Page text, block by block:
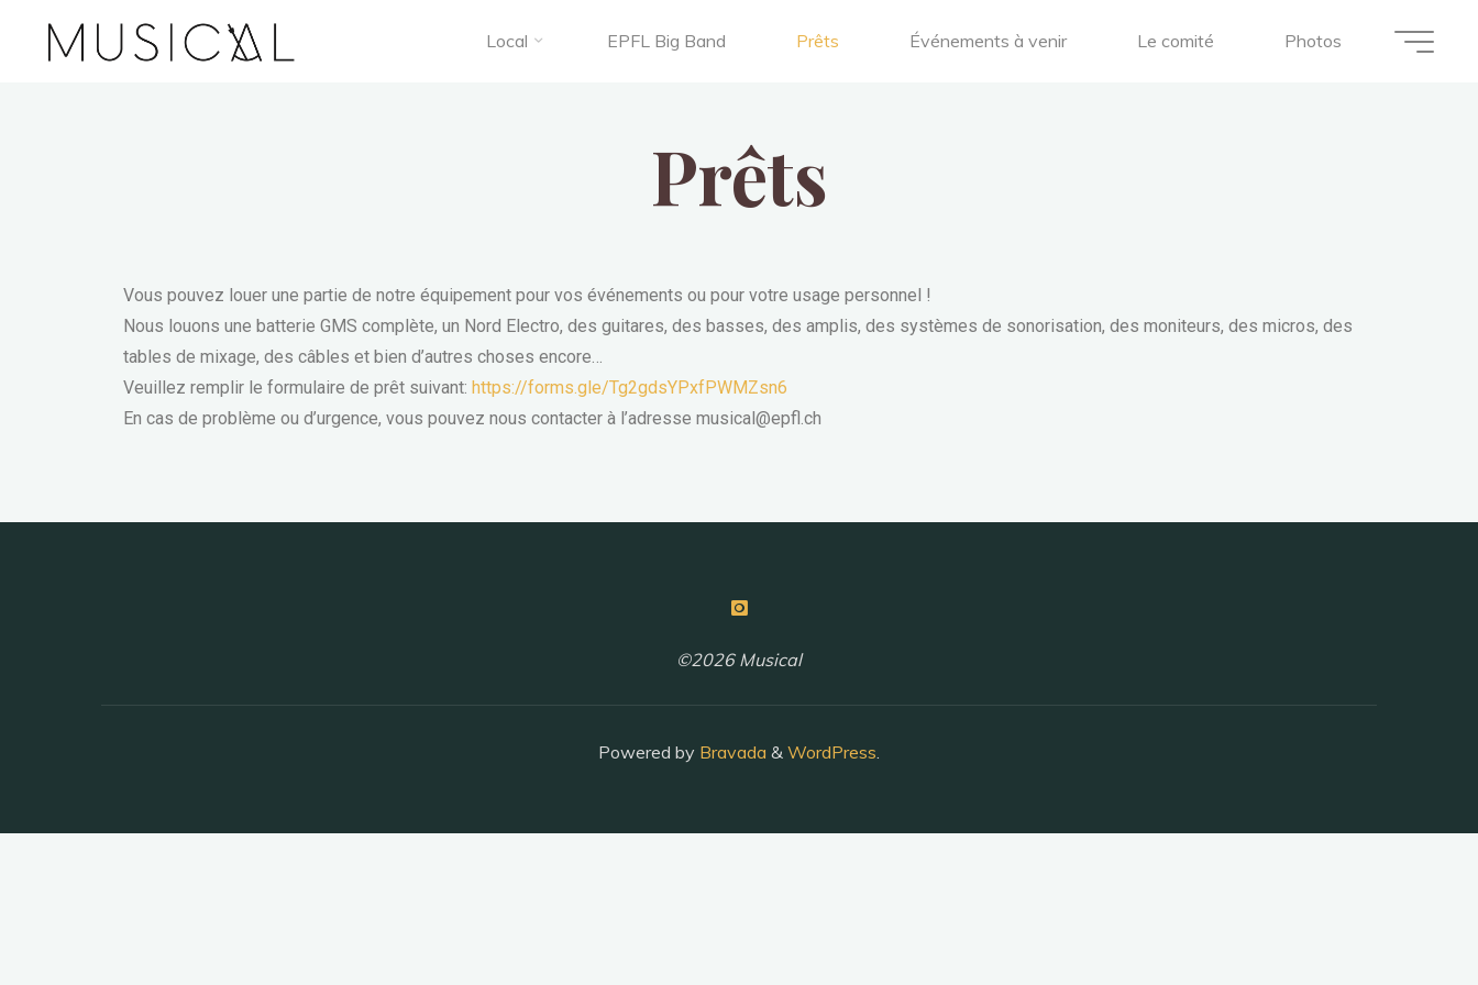
Local EPFL Big Band Prêts Événements à venir Le comité Photos
Prêts
Vous pouvez louer une partie de notre équipement pour vos événements ou pour votre usage personnel !
Nous louons une batterie GMS complète, un Nord Electro, des guitares, des basses, des amplis, des systèmes de sonorisation, des moniteurs, des micros, des
tables de mixage, des câbles et bien d’autres choses encore…
Veuillez remplir le formulaire de prêt suivant: https://forms.gle/Tg2gdsYPxfPWMZsn6
En cas de problème ou d’urgence, vous pouvez nous contacter à l’adresse musical@epfl.ch
©2026 Musical
Powered by Bravada & WordPress.